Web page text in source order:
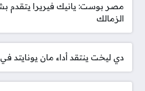
مصر بوست: يانيك فيريرا
الزمالك
دي ليخت ينتقد أداء مان يونايتد